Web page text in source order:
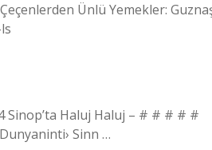
Ünlü Yemekler:
Sinop’ta Haluj Haluj – # # # # #
Sinn …